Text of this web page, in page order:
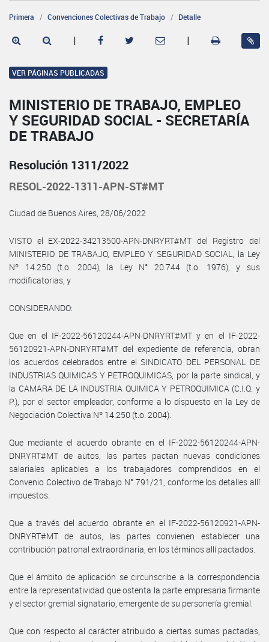
Primera Convenciones Colectivas de Trabajo Detalle
| |
VER PÁGINAS PUBLICADAS
MINISTERIO DE TRABAJO, EMPLEO
Y SEGURIDAD SOCIAL - SECRETARÍA
DE TRABAJO
Resolución 1311/2022
RESOL-2022-1311-APN-ST#MT
Ciudad de Buenos Aires, 28/06/2022
VISTO el EX-2022-34213500-APN-DNRYRT#MT del Registro del
MINISTERIO DE TRABAJO, EMPLEO Y SEGURIDAD SOCIAL, la Ley
Nº 14.250 (t.o. 2004), la Ley N° 20.744 (t.o. 1976), y sus
modificatorias, y
CONSIDERANDO:
Que en el IF-2022-56120244-APN-DNRYRT#MT y en el IF-2022-
56120921-APN-DNRYRT#MT del expediente de referencia, obran
los acuerdos celebrados entre el SINDICATO DEL PERSONAL DE
INDUSTRIAS QUIMICAS Y PETROQUIMICAS, por la parte sindical, y
la CAMARA DE LA INDUSTRIA QUIMICA Y PETROQUIMICA (C.I.Q. y
P.), por el sector empleador, conforme a lo dispuesto en la Ley de
Negociación Colectiva Nº 14.250 (t.o. 2004).
Que mediante el acuerdo obrante en el IF-2022-56120244-APN-
DNRYRT#MT de autos, las partes pactan nuevas condiciones
salariales aplicables a los trabajadores comprendidos en el
Convenio Colectivo de Trabajo N° 791/21, conforme los detalles allí
impuestos.
Que a través del acuerdo obrante en el IF-2022-56120921-APN-
DNRYRT#MT de autos, las partes convienen establecer una
contribución patronal extraordinaria, en los términos allí pactados.
Que el ámbito de aplicación se circunscribe a la correspondencia
entre la representatividad que ostenta la parte empresaria firmante
y el sector gremial signatario, emergente de su personería gremial.
Que con respecto al carácter atribuido a ciertas sumas pactadas,